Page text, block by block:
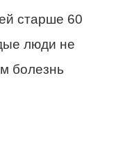
старше 60
люди не
болезнь